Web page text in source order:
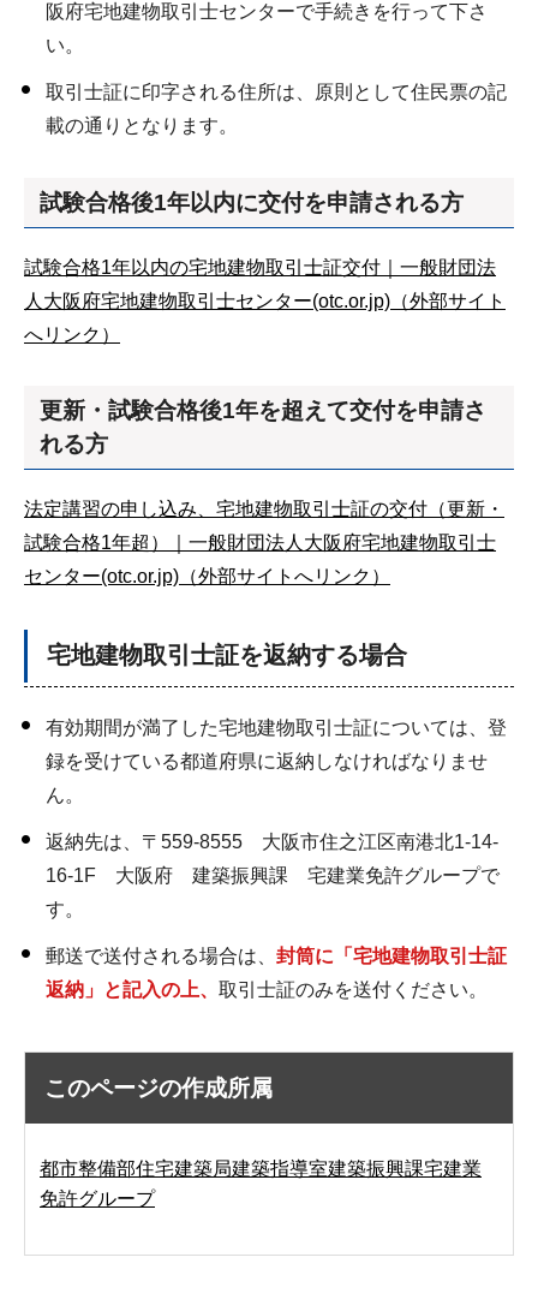
阪府宅地建物取引士センターで手続きを行って下さ
い。
取引士証に印字される住所は、原則として住民票の記
載の通りとなります。
試験合格後1年以内に交付を申請される方
試験合格1年以内の宅地建物取引士証交付｜一般財団法
人大阪府宅地建物取引士センター(otc.or.jp)（外部サイト
へリンク）
更新・試験合格後1年を超えて交付を申請さ
れる方
法定講習の申し込み、宅地建物取引士証の交付（更新・
試験合格1年超）｜一般財団法人大阪府宅地建物取引士
センター(otc.or.jp)（外部サイトへリンク）
宅地建物取引士証を返納する場合
有効期間が満了した宅地建物取引士証については、登
録を受けている都道府県に返納しなければなりませ
ん。
返納先は、〒559-8555 大阪市住之江区南港北1-14-
16-1F 大阪府 建築振興課 宅建業免許グループで
す。
郵送で送付される場合は、 封筒に「宅地建物取引士証
返納」と記入の上、 取引士証のみを送付ください。
このページの作成所属
都市整備部住宅建築局建築指導室建築振興課宅建業
免許グループ